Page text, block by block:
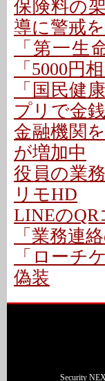
保険料の
導に警戒を
「第一
「5000円
「国民健
プリで金
金融機関
が増加中
役員の業
リモHD
LINEの
「業務連
「ローチ
偽装
Security